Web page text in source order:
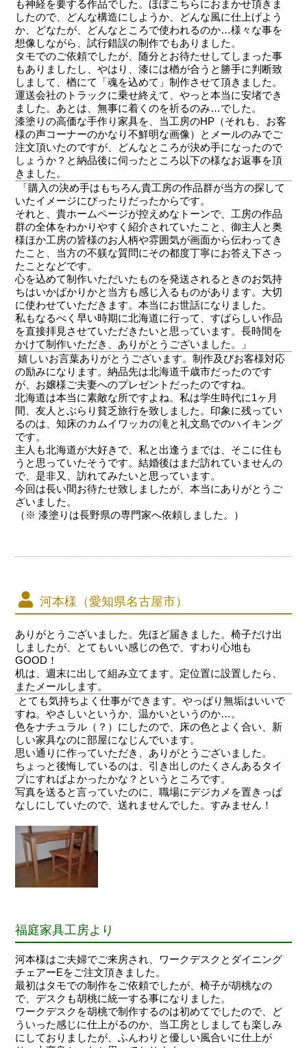
も神経を要する作品でした。ほぼこちらにおまかせ頂きま
したので、どんな構造にしようか、どんな風に仕上げよう
か、どなたが、どんなところで使われるのか…様々な事を
想像しながら、試行錯誤の制作でもありました。
タモでのご依頼でしたが、随分とお待たせしてしまった事
もありましたし、やはり、漆には楢が合うと勝手に判断致
しまして、楢にて「魂を込めて」制作させて頂きました。
運送会社のトラックに乗せ終えて、やっと本当に安堵でき
ました。あとは、無事に着くのを祈るのみ…でした。
漆塗りの高価な手作り家具を、当工房のHP（それも、お客
様の声コーナーのかなり不鮮明な画像）とメールのみでご
注文頂いたのですが、どんなところが決め手になったので
しょうか？と納品後に伺ったところ以下の様なお返事を頂
きました。
「購入の決め手はもちろん貴工房の作品群が当方の探して
いたイメージにぴったりだったからです。
それと、貴ホームページが控えめなトーンで、工房の作品
群の全体をわかりやすく紹介されていたこと、御主人と奥
様ほか工房の皆様のお人柄や雰囲気が画面から伝わってき
たこと、当方の不躾な質問にその都度丁寧にお答え下さっ
たことなどです。
心を込めて制作いただいたものを発送されるときのお気持
ちはいかばかりかと当方も感じ入るものがあります。大切
に使わせていただきます。本当にお世話になりました。
私もなるべく早い時期に北海道に行って、すばらしい作品
を直接拝見させていただきたいと思っています。長時間を
かけて制作いただき、ありがとうございました。」
嬉しいお言葉ありがとうございます。制作及びお客様対応
の励みになります。納品先は北海道千歳市だったのです
が、お嬢様ご夫妻へのプレゼントだったのですね。
北海道は本当に素敵な所ですよね。私は学生時代に1ヶ月
間、友人とぶらり貧乏旅行を致しました。印象に残ってい
るのは、知床のカムイワッカの滝と礼文島でのハイキング
です。
主人も北海道が大好きで、私と出逢うまでは、そこに住も
うと思っていたそうです。結婚後はまだ訪れていませんの
で、是非又、訪れてみたいと思っています。
今回は長い間お待たせ致しましたが、本当にありがとうご
ざいました。
（※ 漆塗りは長野県の専門家へ依頼しました。）
河本様（愛知県名古屋市）
ありがとうございました。先ほど届きました。椅子だけ出
しましたが、とてもいい感じの色で、すわり心地も
GOOD！
机は、週末に出して組み立てます。定位置に設置したら、
またメールします。
とても気持ちよく仕事ができます。やっぱり無垢はいいで
すね。やさしいというか、温かいというのか…。
色をナチュラル（？）にしたので、床の色とよく合い、新
しい家具なのに部屋になじんでいます。
思い通りに作っていただき、ありがとうございました。
ちょっと後悔しているのは、引き出しのたくさんあるタイ
プにすればよかったかな？というところです。
写真を送ると言っていたのに、職場にデジカメを置きっぱ
なしにしていたので、送れませんでした。すみません！
福庭家具工房より
河本様はご夫婦でご来房され、ワークデスクとダイニング
チェアーEをご注文頂きました。
最初はタモでの制作をご依頼でしたが、椅子が胡桃なの
で、デスクも胡桃に統一する事になりました。
ワークデスクを胡桃で制作するのは初めてでしたので、ど
ういった感じに仕上がるのか、当工房としましても楽しみ
にしておりましたが、ふんわりと優しい風合いに仕上が